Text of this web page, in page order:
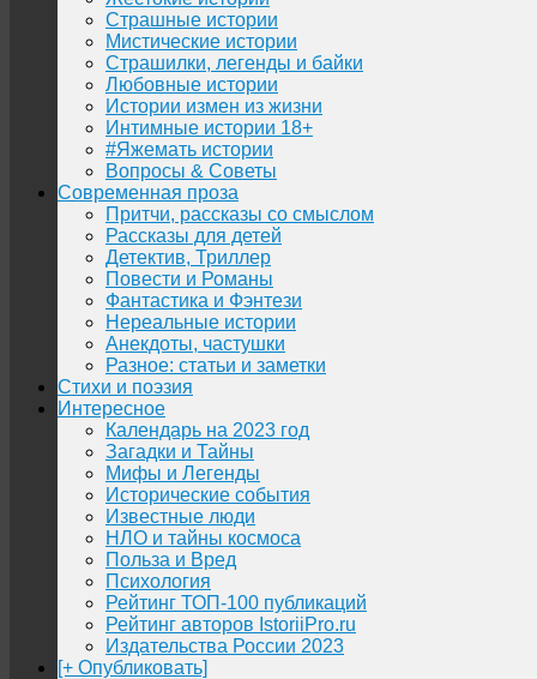
Страшные истории
Мистические истории
Страшилки, легенды и байки
Любовные истории
Истории измен из жизни
Интимные истории 18+
#Яжемать истории
Вопросы & Советы
Современная проза
Притчи, рассказы со смыслом
Рассказы для детей
Детектив, Триллер
Повести и Романы
Фантастика и Фэнтези
Нереальные истории
Анекдоты, частушки
Разное: статьи и заметки
Стихи и поэзия
Интересное
Календарь на 2023 год
Загадки и Тайны
Мифы и Легенды
Исторические события
Известные люди
НЛО и тайны космоса
Польза и Вред
Психология
Рейтинг ТОП-100 публикаций
Рейтинг авторов IstoriiPro.ru
Издательства России 2023
[+ Опубликовать]